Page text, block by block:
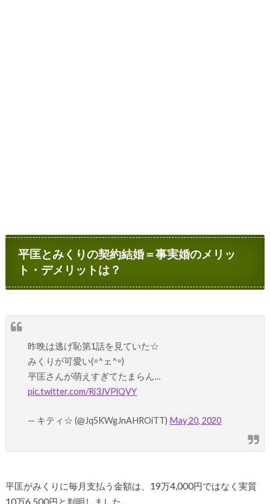
平匡とみくりの契約結婚＝事実婚のメリッ
ト・デメリットは？
昨晩は逃げ恥第1話を見ていた☆
みくりが可愛い(=^ェ^=)
平匡さんが萌えすぎてたまらん…
pic.twitter.com/Ri3JVPlQVY
— キティ☆ (@Jq5KWgJnAHROiTT) May 20, 2020
平匡がみくりに毎月支払う金額は、19万4,000円ではなく実質
10万6,500円と判明しました。